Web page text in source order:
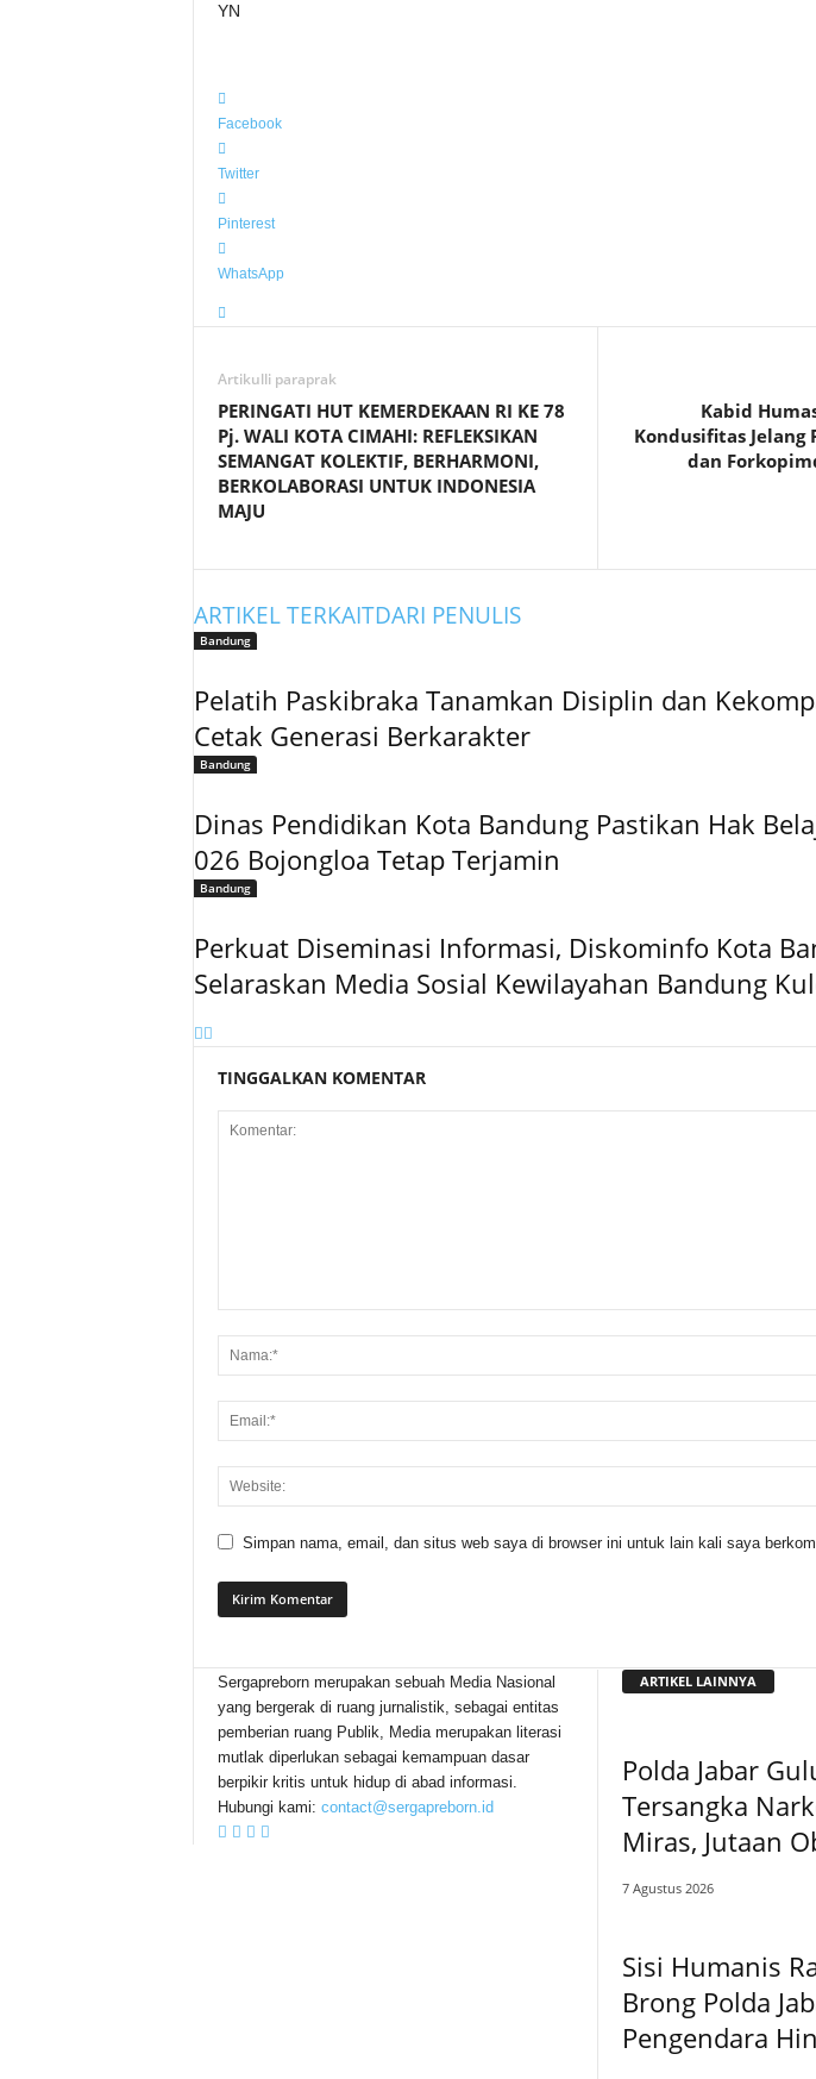
YN
Facebook
Twitter
Pinterest
WhatsApp
Artikulli paraprak
PERINGATI HUT KEMERDEKAAN RI KE 78
Pj. WALI KOTA CIMAHI: REFLEKSIKAN
SEMANGAT KOLEKTIF, BERHARMONI,
BERKOLABORASI UNTUK INDONESIA
MAJU
Kabid
Kondusifitas Jelang
dan
ARTIKEL TERKAITDARI PENULIS
Bandung
Pelatih Paskibraka Tanamkan Disiplin dan
Cetak Generasi Berkarakter
Bandung
Dinas Pendidikan Kota Bandung Pastikan Hak
026 Bojongloa Tetap Terjamin
Bandung
Perkuat Diseminasi Informasi, Diskominfo Kota
Selaraskan Media Sosial Kewilayahan Bandung
TINGGALKAN KOMENTAR
Simpan nama, email, dan situs web saya di browser ini untuk lain kali saya
Sergapreborn merupakan sebuah Media Nasional
yang bergerak di ruang jurnalistik, sebagai entitas
pemberian ruang Publik, Media merupakan literasi
mutlak diperlukan sebagai kemampuan dasar
berpikir kritis untuk hidup di abad informasi.
Hubungi kami: contact@sergapreborn.id
ARTIKEL LAINNYA
Polda Jabar
Tersangka
Miras, Jutaan
7 Agustus 2026
Sisi Humanis
Brong Polda
Pengendara